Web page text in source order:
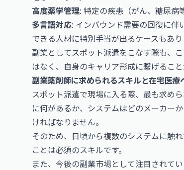
高度薬学管理: 特定の疾患（がん、糖尿病
多言語対応: インバウンド需要の回復に
できる人材に特別手当が出るケースもあり
副業としてスポット派遣をこなす際も、
はなく、自身のキャリア形成に繋げること
副業薬剤師に求められるスキルと在宅医療
スポット派遣で現場に入る際、最も求め
に何があるか、システムはどのメーカー
ければなりません。
そのため、日頃から複数のシステムに触
ことは必須のスキルです。
また、今後の副業市場として注目されて